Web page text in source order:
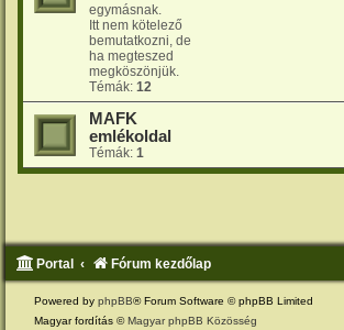
egymásnak.
Itt nem kötelező
bemutatkozni, de
ha megteszed
megköszönjük.
Témák: 12
MAFK
emlékoldal
Témák: 1
Portal Fórum kezdőlap
Powered by phpBB® Forum Software © phpBB Limited
Magyar fordítás ©Magyar phpBB Közösség